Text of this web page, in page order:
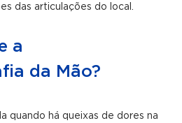
das articulações do local.
a
da Mão?
quando há queixas de dores na